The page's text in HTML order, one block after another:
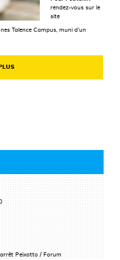
rendez-vous sur le
site
Talence Campus, muni d’un
Peixotto / Forum